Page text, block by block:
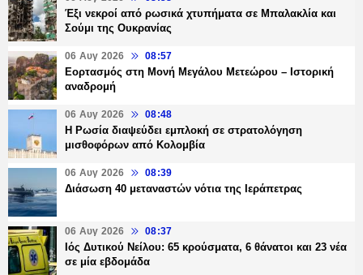
Έξι νεκροί από ρωσικά χτυπήματα σε Μπαλακλία και
Σούμι της Ουκρανίας
06 Αυγ 2026 08:57
Εορτασμός στη Μονή Μεγάλου Μετεώρου – Ιστορική
αναδρομή
06 Αυγ 2026 08:48
Η Ρωσία διαψεύδει εμπλοκή σε στρατολόγηση
μισθοφόρων από Κολομβία
06 Αυγ 2026 08:39
Διάσωση 40 μεταναστών νότια της Ιεράπετρας
06 Αυγ 2026 08:37
Ιός Δυτικού Νείλου: 65 κρούσματα, 6 θάνατοι και 23 νέα
σε μία εβδομάδα